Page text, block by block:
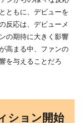
ともに、デビューを
反応は、デビューメ
の期待に大きく影響
高まる中、ファンの
を与えることだろ
ション開始